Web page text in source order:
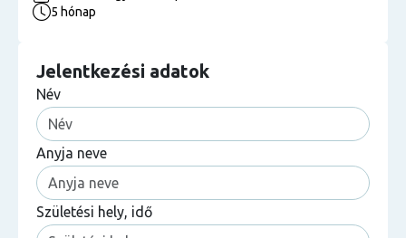
5 hónap
Jelentkezési adatok
Név
Anyja neve
Születési hely, idő